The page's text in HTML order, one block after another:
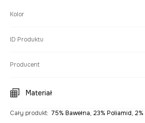
Kolor
ID Produktu
Producent
Materiał
Cały produkt: 75% Bawełna, 23% Poliamid,